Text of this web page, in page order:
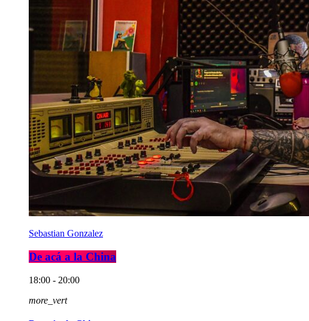
Sebastian Gonzalez
De acá a la China
18:00 - 20:00
more_vert